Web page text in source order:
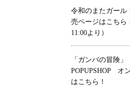
令和のまたガール
売ページはこち
11:00より）
「ガンバの冒険」
POPUPSHOP オ
はこちら！